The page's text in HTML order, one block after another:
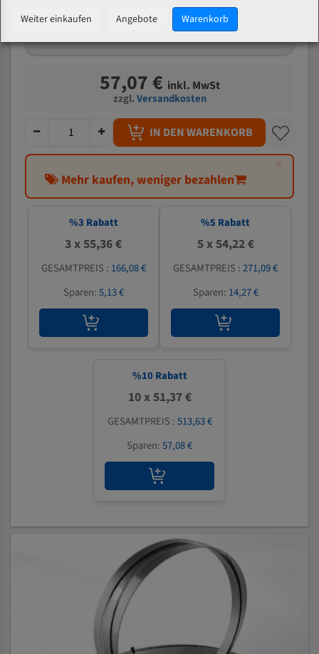
Welche Zahn soll ich wählen?
57,07 € inkl. MwSt
zzgl.Versandkosten
IN DEN WARENKORB
×
Mehr kaufen, weniger bezahlen
%3 Rabatt
3 x 55,36 €
GESAMTPREIS : 166,08 €
Sparen:5,13 €
%5 Rabatt
5 x 54,22 €
GESAMTPREIS :271,09 €
Sparen: 14,27 €
%10 Rabatt
10 x 51,37 €
GESAMTPREIS :513,63 €
Sparen:57,08 €
Weiter einkaufen Angebote Warenkorb